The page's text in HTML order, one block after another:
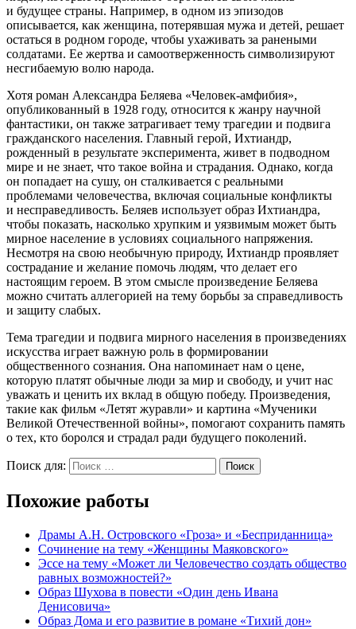
и будущее страны. Например, в одном из эпизодов
описывается, как женщина, потерявшая мужа и детей, решает
остаться в родном городе, чтобы ухаживать за ранеными
солдатами. Ее жертва и самоотверженность символизируют
несгибаемую волю народа.
Хотя роман Александра Беляева «Человек-амфибия»,
опубликованный в 1928 году, относится к жанру научной
фантастики, он также затрагивает тему трагедии и подвига
гражданского населения. Главный герой, Ихтиандр,
рожденный в результате эксперимента, живет в подводном
мире и не знает, что такое война и страдания. Однако, когда
он попадает на сушу, он сталкивается с реальными
проблемами человечества, включая социальные конфликты
и несправедливость. Беляев использует образ Ихтиандра,
чтобы показать, насколько хрупким и уязвимым может быть
мирное население в условиях социального напряжения.
Несмотря на свою необычную природу, Ихтиандр проявляет
сострадание и желание помочь людям, что делает его
настоящим героем. В этом смысле произведение Беляева
можно считать аллегорией на тему борьбы за справедливость
и защиту слабых.
Тема трагедии и подвига мирного населения в произведениях
искусства играет важную роль в формировании
общественного сознания. Она напоминает нам о цене,
которую платят обычные люди за мир и свободу, и учит нас
уважать и ценить их вклад в общую победу. Произведения,
такие как фильм «Летят журавли» и картина «Мученики
Великой Отечественной войны», помогают сохранить память
о тех, кто боролся и страдал ради будущего поколений.
Поиск для: Поиск
Похожие работы
Драмы А.Н. Островского «Гроза» и «Бесприданница»
Сочинение на тему «Женщины Маяковского»
Эссе на тему «Может ли Человечество создать общество
равных возможностей?»
Образ Шухова в повести «Один день Ивана
Денисовича»
Образ Дома и его развитие в романе «Тихий дон»